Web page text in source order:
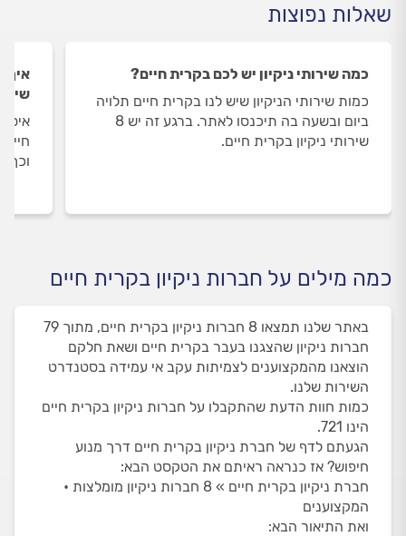
שאלות נפוצות
כמה שירותי ניקיון יש לכם בקרית חיים?
כמות שירותי הניקיון שיש לנו בקרית חיים תלויה
ביום ובשעה בה תיכנסו לאתר. ברגע זה יש 8
שירותי ניקיון בקרית חיים.
איך
וכך
כמה מילים על חברות ניקיון בקרית חיים
באתר שלנו תמצאו 8 חברות ניקיון בקרית חיים, מתוך 79
חברות ניקיון שהצגנו בעבר בקרית חיים ושאת חלקם
הוצאנו מהמקצוענים לצמיתות עקב אי עמידה בסטנדרט
השירות שלנו.
כמות חוות הדעת שהתקבלו על חברות ניקיון בקרית חיים
הינו 721.
הגעתם לדף של חברת ניקיון בקרית חיים דרך מנוע
חיפוש? אז כנראה ראיתם את הטקסט הבא:
חברת ניקיון בקרית חיים » 8 חברות ניקיון מומלצות •
המקצוענים
ואת התיאור הבא: